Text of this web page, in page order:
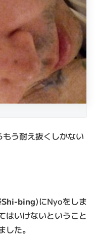
う耐え抜くしかない
Shi-bing)にNyoをしま
はいけないということ
た。